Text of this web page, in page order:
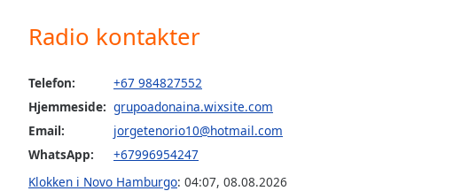
Chapters
descriptions
off,
selected
Radio kontakter
Telefon:
+67 984827552
Hjemmeside: grupoadonaina.wixsite.com
Email:
jorgetenorio10@hotmail.com
WhatsApp:
+67996954247
Klokken i Novo Hamburgo: 04:07, 08.08.2026